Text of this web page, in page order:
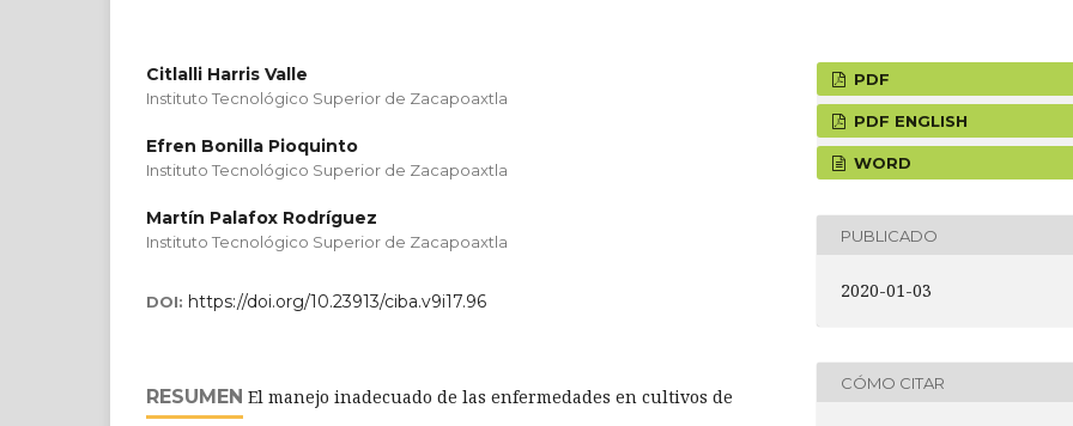
Citlalli Harris Valle
Instituto Tecnológico Superior de Zacapoaxtla
Efren Bonilla Pioquinto
Instituto Tecnológico Superior de Zacapoaxtla
Martín Palafox Rodríguez
Instituto Tecnológico Superior de Zacapoaxtla
DOI: https://doi.org/10.23913/ciba.v9i17.96
RESUMEN El manejo inadecuado de las enfermedades en cultivos de
PDF
PDF ENGLISH
WORD
PUBLICADO
2020-01-03
CÓMO CITAR